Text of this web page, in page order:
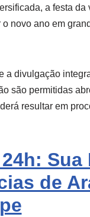
a festa da
novo ano em
a divulgação
são permitidas
resultar em
Sua
de